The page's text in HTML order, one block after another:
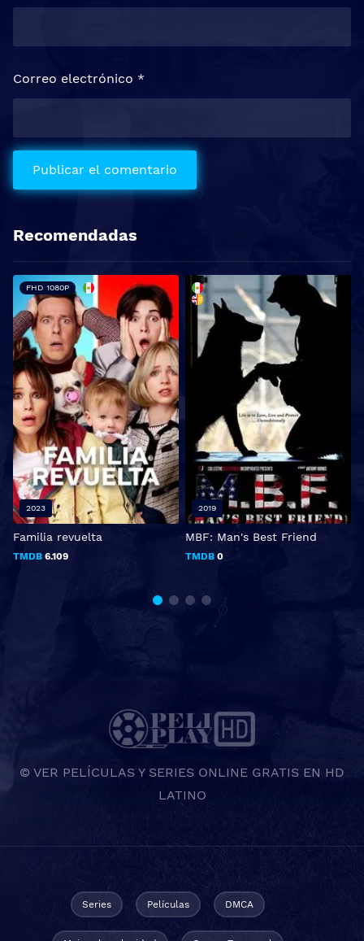
Correo electrónico *
Recomendadas
Familia revuelta
TMDB 6.109
FHD 1080P
2023
MBF: Man's Best Friend
TMDB 0
2019
© VER PELÍCULAS Y SERIES ONLINE GRATIS EN HD
LATINO
Series Películas DMCA